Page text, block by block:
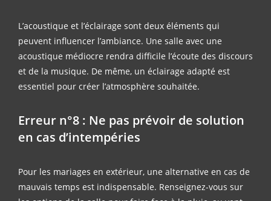
L’acoustique et l’éclairage sont deux éléments qui
peuvent influencer l’ambiance. Une salle avec une
acoustique médiocre rendra difficile l’écoute des discours
et de la musique. De même, un éclairage adapté est
essentiel pour créer l’atmosphère souhaitée.
Erreur n°8 : Ne pas prévoir de solution
en cas d’intempéries
Pour les mariages en extérieur, une alternative en cas de
mauvais temps est indispensable. Renseignez-vous sur